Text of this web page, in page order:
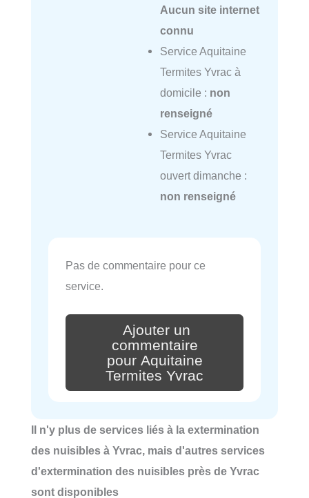
Aucun site internet
connu
Service Aquitaine
Termites Yvrac à
domicile : non
renseigné
Service Aquitaine
Termites Yvrac
ouvert dimanche :
non renseigné
Pas de commentaire pour ce
service.
Ajouter un
commentaire
pour Aquitaine
Termites Yvrac
Il n'y plus de services liés à la extermination
des nuisibles à Yvrac, mais d'autres services
d'extermination des nuisibles près de Yvrac
sont disponibles